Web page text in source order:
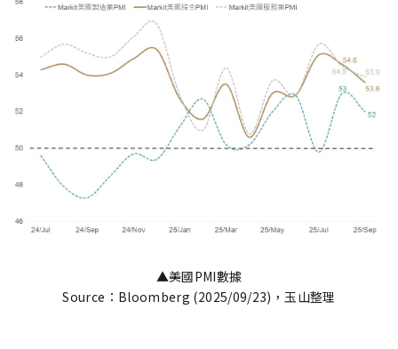
▲美國PMI數據
Source：Bloomberg (2025/09/23)，玉山整理